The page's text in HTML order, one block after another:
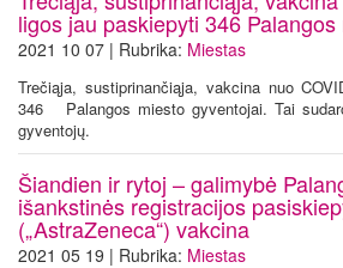
ligos jau paskiepyti 346
2021 10 07 | Rubrika: Miestas
Trečiąja, sustiprinančiąja, vakcina nuo
346 Palangos miesto gyventojai. Tai
gyventojų.
Šiandien ir rytoj – galimybė
išankstinės registracijos
(„AstraZeneca“) vakcina
2021 05 19 | Rubrika: Miestas